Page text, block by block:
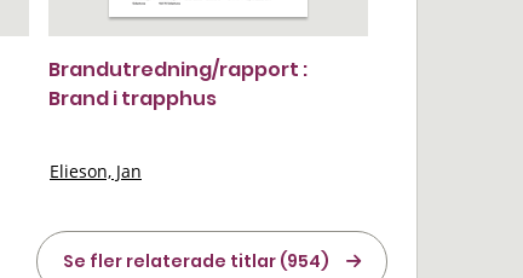
Brandutredning/rapport :
Brand i trapphus
Elieson, Jan
Se fler relaterade titlar (954)